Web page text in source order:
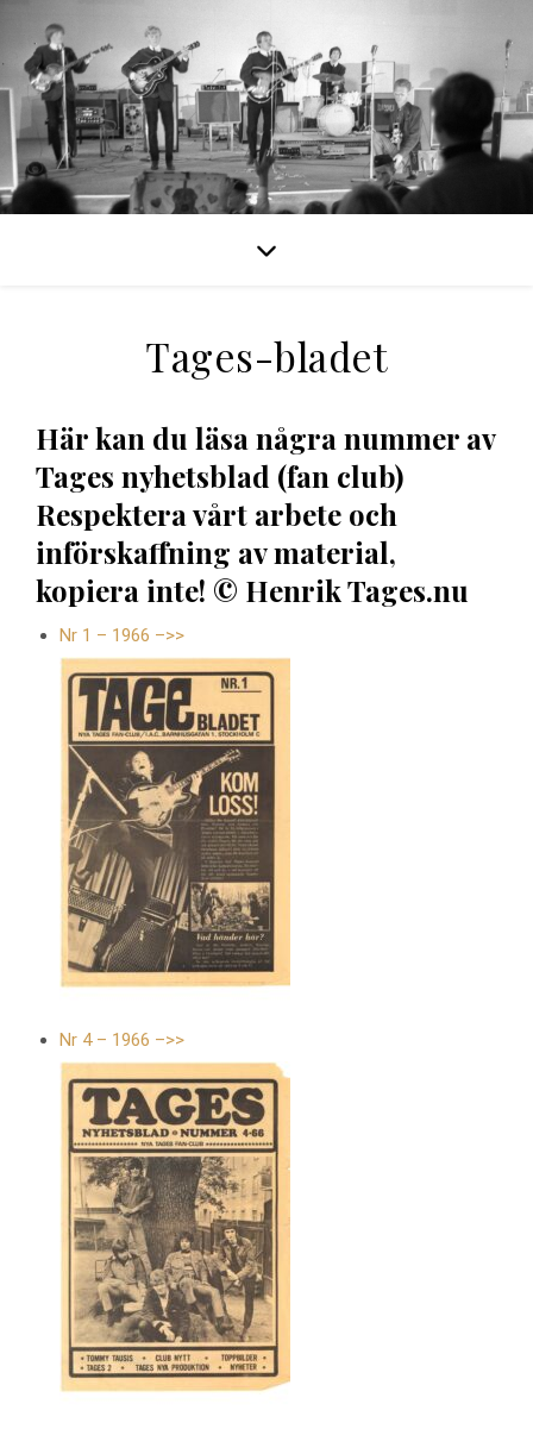
Tages-bladet
Här kan du läsa några nummer av
Tages nyhetsblad (fan club)
Respektera vårt arbete och
införskaffning av material,
kopiera inte! © Henrik Tages.nu
Nr 1 – 1966 –>>
Nr 4 – 1966 –>>